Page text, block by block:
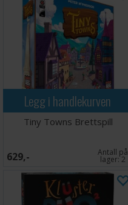
Legg i handlekurven
Tiny Towns Brettspill
629,- Antall på
lager:2